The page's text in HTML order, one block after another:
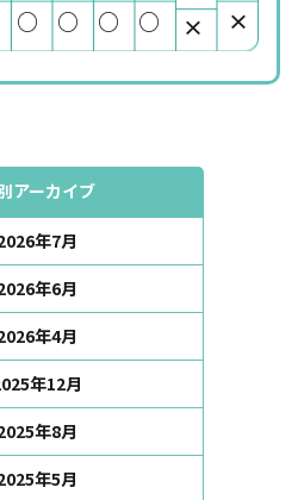
○ ○ ○ ○ × ×
アーカイブ
年7月
年6月
年4月
年12月
年8月
年5月